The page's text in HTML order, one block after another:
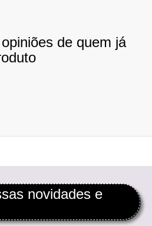
de quem já
novidades e